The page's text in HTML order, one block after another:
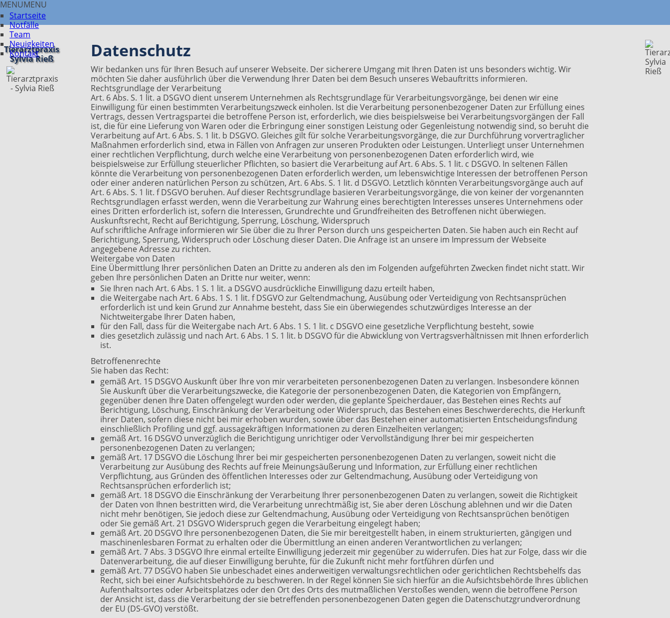
MENUMENU
Startseite
Notfälle
Team
Neuigkeiten
Kontakt
Tierarztpraxis
Sylvia Rieß
Datenschutz
Wir bedanken uns für Ihren Besuch auf unserer Webseite. Der sicherere Umgang mit Ihren Daten ist uns besonders wichtig. Wir
möchten Sie daher ausführlich über die Verwendung Ihrer Daten bei dem Besuch unseres Webauftritts informieren.
Rechtsgrundlage der Verarbeitung
Art. 6 Abs. S. 1 lit. a DSGVO dient unserem Unternehmen als Rechtsgrundlage für Verarbeitungsvorgänge, bei denen wir eine
Einwilligung für einen bestimmten Verarbeitungszweck einholen. Ist die Verarbeitung personenbezogener Daten zur Erfüllung eines
Vertrags, dessen Vertragspartei die betroffene Person ist, erforderlich, wie dies beispielsweise bei Verarbeitungsvorgängen der Fall
ist, die für eine Lieferung von Waren oder die Erbringung einer sonstigen Leistung oder Gegenleistung notwendig sind, so beruht die
Verarbeitung auf Art. 6 Abs. S. 1 lit. b DSGVO. Gleiches gilt für solche Verarbeitungsvorgänge, die zur Durchführung vorvertraglicher
Maßnahmen erforderlich sind, etwa in Fällen von Anfragen zur unseren Produkten oder Leistungen. Unterliegt unser Unternehmen
einer rechtlichen Verpflichtung, durch welche eine Verarbeitung von personenbezogenen Daten erforderlich wird, wie
beispielsweise zur Erfüllung steuerlicher Pflichten, so basiert die Verarbeitung auf Art. 6 Abs. S. 1 lit. c DSGVO. In seltenen Fällen
könnte die Verarbeitung von personenbezogenen Daten erforderlich werden, um lebenswichtige Interessen der betroffenen Person
oder einer anderen natürlichen Person zu schützen, Art. 6 Abs. S. 1 lit. d DSGVO. Letztlich könnten Verarbeitungsvorgänge auch auf
Art. 6 Abs. S. 1 lit. f DSGVO beruhen. Auf dieser Rechtsgrundlage basieren Verarbeitungsvorgänge, die von keiner der vorgenannten
Rechtsgrundlagen erfasst werden, wenn die Verarbeitung zur Wahrung eines berechtigten Interesses unseres Unternehmens oder
eines Dritten erforderlich ist, sofern die Interessen, Grundrechte und Grundfreiheiten des Betroffenen nicht überwiegen.
Auskunftsrecht, Recht auf Berichtigung, Sperrung, Löschung, Widerspruch
Auf schriftliche Anfrage informieren wir Sie über die zu Ihrer Person durch uns gespeicherten Daten. Sie haben auch ein Recht auf
Berichtigung, Sperrung, Widerspruch oder Löschung dieser Daten. Die Anfrage ist an unsere im Impressum der Webseite
angegebene Adresse zu richten.
Weitergabe von Daten
Eine Übermittlung Ihrer persönlichen Daten an Dritte zu anderen als den im Folgenden aufgeführten Zwecken findet nicht statt. Wir
geben Ihre persönlichen Daten an Dritte nur weiter, wenn:
Sie Ihren nach Art. 6 Abs. 1 S. 1 lit. a DSGVO ausdrückliche Einwilligung dazu erteilt haben,
die Weitergabe nach Art. 6 Abs. 1 S. 1 lit. f DSGVO zur Geltendmachung, Ausübung oder Verteidigung von Rechtsansprüchen
erforderlich ist und kein Grund zur Annahme besteht, dass Sie ein überwiegendes schutzwürdiges Interesse an der
Nichtweitergabe Ihrer Daten haben,
für den Fall, dass für die Weitergabe nach Art. 6 Abs. 1 S. 1 lit. c DSGVO eine gesetzliche Verpflichtung besteht, sowie
dies gesetzlich zulässig und nach Art. 6 Abs. 1 S. 1 lit. b DSGVO für die Abwicklung von Vertragsverhältnissen mit Ihnen erforderlich
ist.
Betroffenenrechte
Sie haben das Recht:
gemäß Art. 15 DSGVO Auskunft über Ihre von mir verarbeiteten personenbezogenen Daten zu verlangen. Insbesondere können
Sie Auskunft über die Verarbeitungszwecke, die Kategorie der personenbezogenen Daten, die Kategorien von Empfängern,
gegenüber denen Ihre Daten offengelegt wurden oder werden, die geplante Speicherdauer, das Bestehen eines Rechts auf
Berichtigung, Löschung, Einschränkung der Verarbeitung oder Widerspruch, das Bestehen eines Beschwerderechts, die Herkunft
ihrer Daten, sofern diese nicht bei mir erhoben wurden, sowie über das Bestehen einer automatisierten Entscheidungsfindung
einschließlich Profiling und ggf. aussagekräftigen Informationen zu deren Einzelheiten verlangen;
gemäß Art. 16 DSGVO unverzüglich die Berichtigung unrichtiger oder Vervollständigung Ihrer bei mir gespeicherten
personenbezogenen Daten zu verlangen;
gemäß Art. 17 DSGVO die Löschung Ihrer bei mir gespeicherten personenbezogenen Daten zu verlangen, soweit nicht die
Verarbeitung zur Ausübung des Rechts auf freie Meinungsäußerung und Information, zur Erfüllung einer rechtlichen
Verpflichtung, aus Gründen des öffentlichen Interesses oder zur Geltendmachung, Ausübung oder Verteidigung von
Rechtsansprüchen erforderlich ist;
gemäß Art. 18 DSGVO die Einschränkung der Verarbeitung Ihrer personenbezogenen Daten zu verlangen, soweit die Richtigkeit
der Daten von Ihnen bestritten wird, die Verarbeitung unrechtmäßig ist, Sie aber deren Löschung ablehnen und wir die Daten
nicht mehr benötigen, Sie jedoch diese zur Geltendmachung, Ausübung oder Verteidigung von Rechtsansprüchen benötigen
oder Sie gemäß Art. 21 DSGVO Widerspruch gegen die Verarbeitung eingelegt haben;
gemäß Art. 20 DSGVO Ihre personenbezogenen Daten, die Sie mir bereitgestellt haben, in einem strukturierten, gängigen und
maschinenlesbaren Format zu erhalten oder die Übermittlung an einen anderen Verantwortlichen zu verlangen;
gemäß Art. 7 Abs. 3 DSGVO Ihre einmal erteilte Einwilligung jederzeit mir gegenüber zu widerrufen. Dies hat zur Folge, dass wir die
Datenverarbeitung, die auf dieser Einwilligung beruhte, für die Zukunft nicht mehr fortführen dürfen und
gemäß Art. 77 DSGVO haben Sie unbeschadet eines anderweitigen verwaltungsrechtlichen oder gerichtlichen Rechtsbehelfs das
Recht, sich bei einer Aufsichtsbehörde zu beschweren. In der Regel können Sie sich hierfür an die Aufsichtsbehörde Ihres üblichen
Aufenthaltsortes oder Arbeitsplatzes oder den Ort des Orts des mutmaßlichen Verstoßes wenden, wenn die betroffene Person
der Ansicht ist, dass die Verarbeitung der sie betreffenden personenbezogenen Daten gegen die Datenschutzgrundverordnung
der EU (DS-GVO) verstößt.